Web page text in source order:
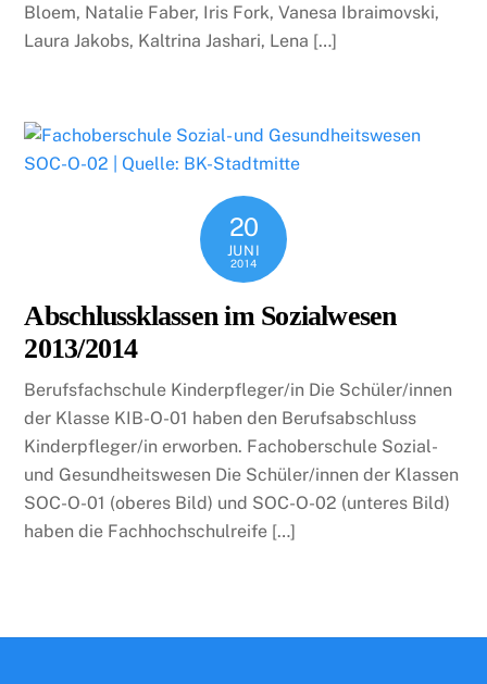
Bloem, Natalie Faber, Iris Fork, Vanesa Ibraimovski,
Laura Jakobs, Kaltrina Jashari, Lena […]
20
JUNI
2014
Abschlussklassen im Sozialwesen
2013/2014
Berufsfachschule Kinderpfleger/in Die Schüler/innen
der Klasse KIB-O-01 haben den Berufsabschluss
Kinderpfleger/in erworben. Fachoberschule Sozial-
und Gesundheitswesen Die Schüler/innen der Klassen
SOC-O-01 (oberes Bild) und SOC-O-02 (unteres Bild)
haben die Fachhochschulreife […]